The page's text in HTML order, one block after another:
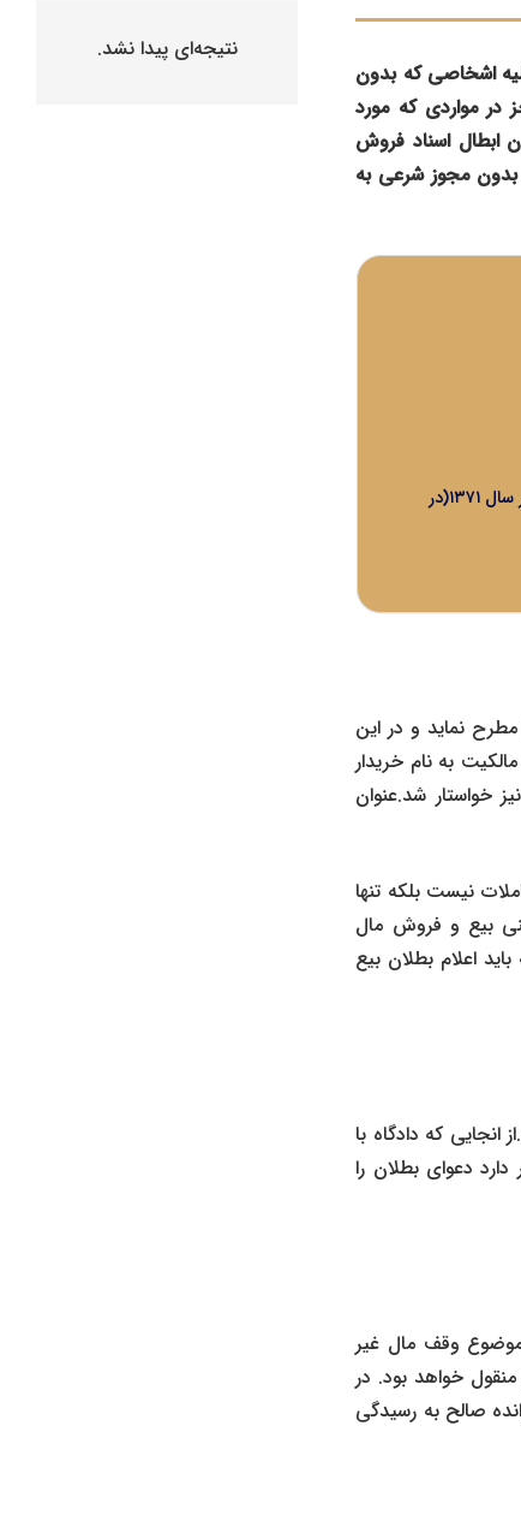
اشخاصی که بدون
مواردی که مورد
قانون ابطال اسناد فروش
عام که بدون مجوز شرعی به
ماده واحده قانون ابطال اسناد فروش رقبات آب و اراضی موقوفه در سال ۱۳۶۳ (در وقف خاص ) و در سال ۱۳۷۱(در
نماید و در این
به نام خریدار
خواستار شد.عنوان
نیست بلکه تنها
بیع و فروش مال
اعلام بطلان بیع
که دادگاه با
دارد دعوای بطلان را
وقف مال غیر
خواهد بود. در
صالح به رسیدگی
نتیجه‌ای پیدا نشد.